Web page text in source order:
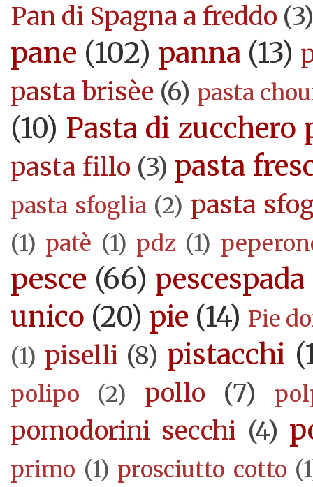
Pan di Spagna a freddo (3)
pane (102) panna (13)
pasta brisèe (6) pasta
(10) Pasta di zucchero
pasta fillo (3) pasta
pasta sfoglia (2) pasta
(1) patè (1) pdz (1)
pesce (66) pescespada
unico (20) pie (14) Pie
(1) piselli (8) pistacchi
polipo (2) pollo (7)
pomodorini secchi (4)
primo (1) prosciutto cotto